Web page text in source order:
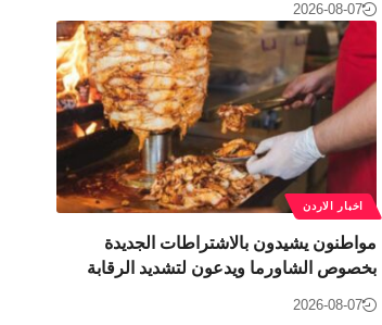
2026-08-07
اخبار الاردن
مواطنون يشيدون بالاشتراطات الجديدة
بخصوص الشاورما ويدعون لتشديد الرقابة
2026-08-07